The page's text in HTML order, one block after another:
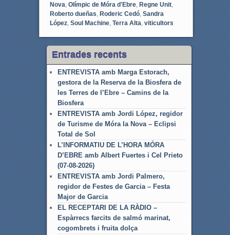
Nova Olímpic de Móra d'Ebre, Regne Unit,
Roberto dueñas Roderic Cedó, Sandra
López, Soul Machine, Terra Alta viticultors
Entrades recents
ENTREVISTA amb Marga Estorach,
gestora de la Reserva de la Biosfera de
les Terres de l’Ebre – Camins de la
Biosfera
ENTREVISTA amb Jordi López, regidor
de Turisme de Móra la Nova – Eclipsi
Total de Sol
L’INFORMATIU DE L’HORA MÓRA
D’EBRE amb Albert Fuertes i Cel Prieto
(07-08-2026)
ENTREVISTA amb Jordi Palmero,
regidor de Festes de Garcia – Festa
Major de Garcia
EL RECEPTARI DE LA RÀDIO –
Espàrrecs farcits de salmó marinat,
cogombrets i fruita dolça